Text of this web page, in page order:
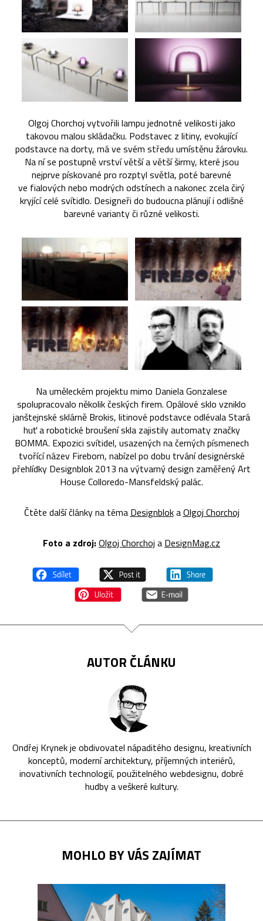
Olgoj Chorchoj vytvořili lampu jednotné velikosti jako
takovou malou skládačku. Podstavec z litiny, evokující
podstavce na dorty, má ve svém středu umístěnu žárovku.
Na ní se postupně vrství větší a větší širmy, které jsou
nejprve pískované pro rozptyl světla, poté barevné
ve fialových nebo modrých odstínech a nakonec zcela čirý
kryjící celé svítidlo. Designeři do budoucna plánují i odlišné
barevné varianty či různé velikosti.
Na uměleckém projektu mimo Daniela Gonzalese
spolupracovalo několik českých firem. Opálové sklo vzniklo
janštejnské sklárně Brokis, litinové podstavce odlévala Stará
huť a robotické broušení skla zajistily automaty značky
BOMMA. Expozici svítidel, usazených na černých písmenech
tvořící název Fireborn, nabízel po dobu trvání designérské
přehlídky Designblok 2013 na výtvarný design zaměřený Art
House Colloredo-Mansfeldský palác.
Čtěte další články na téma DesignblokaOlgoj Chorchoj
Foto a zdroj:Olgoj Chorchoj a DesignMag.cz
AUTOR ČLÁNKU
Ondřej Krynek je obdivovatel nápaditého designu, kreativních
konceptů, moderní architektury, příjemných interiérů,
inovativních technologií, použitelného webdesignu, dobré
hudby a veškeré kultury.
MOHLO BY VÁS ZAJÍMAT